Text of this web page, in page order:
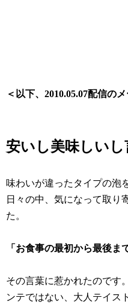
＜以下、2010.05.07配信の
安いし美味しいし
味わいが違ったタイプの泡
日々の中、気になって取り
た。
「お食事の最初から最後ま
その言葉に惹かれたのです
ンテではない、大人テイス